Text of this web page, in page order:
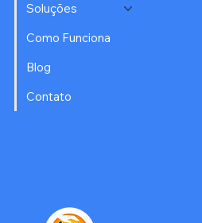
Soluções
Como Funciona
Blog
Contato